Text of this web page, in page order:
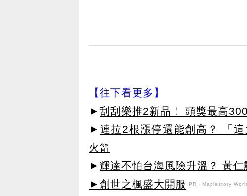
【往下看更多】
► 刮刮樂推2新品！ 頭獎最高
► 連拉2根漲停還能創高？ 「
火箭
► 輝達不怕台海風險升溫？ 黃仁
►創世之楓盛大開服
PR・Maplestory